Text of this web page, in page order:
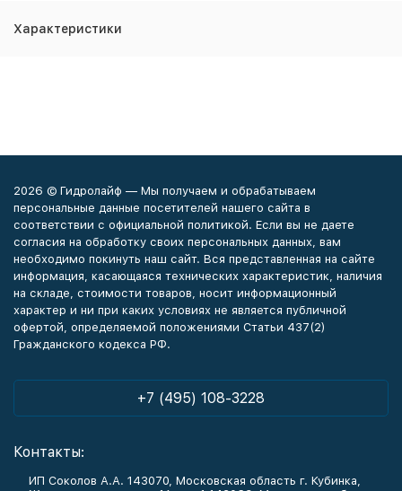
Характеристики
2026 © Гидролайф — Мы получаем и обрабатываем
персональные данные посетителей нашего сайта в
соответствии с официальной политикой. Если вы не даете
согласия на обработку своих персональных данных, вам
необходимо покинуть наш сайт. Вся представленная на сайте
информация, касающаяся технических характеристик, наличия
на складе, стоимости товаров, носит информационный
характер и ни при каких условиях не является публичной
офертой, определяемой положениями Статьи 437(2)
Гражданского кодекса РФ.
+7 (495) 108-3228
Контакты:
ИП Соколов А.А. 143070, Московская область г. Кубинка,